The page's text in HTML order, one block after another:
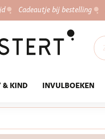
Cadeautje bij bestelling
& KIND INVULBOEKEN